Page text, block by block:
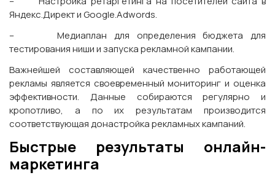
Яндекс.Директ и Google.Adwords.
– Медиаплан для определения бюджета для
тестирования ниши и запуска рекламной кампании.
Важнейшей составляющей качественно работающей
рекламы является своевременный мониторинг и оценка
эффективности. Данные собираются регулярно и
кропотливо, а по их результатам производится
соответствующая донастройка рекламных кампаний.
Быстрые результаты онлайн-
маркетинга